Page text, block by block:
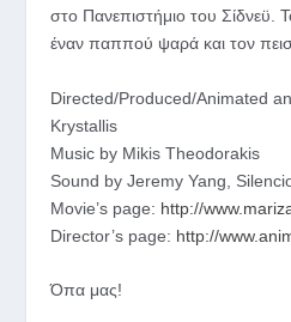
στο Πανεπιστήμιο του Σίδνεϋ.
έναν παππού ψαρά και τον
Directed/Produced/Animated
Krystallis
Music by Mikis Theodorakis
Sound by Jeremy Yang,
Movie’s page: http://
Director’s page: http://
Όπα μας!